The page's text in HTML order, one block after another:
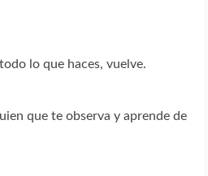
lo que haces, vuelve.
que te observa y aprende de